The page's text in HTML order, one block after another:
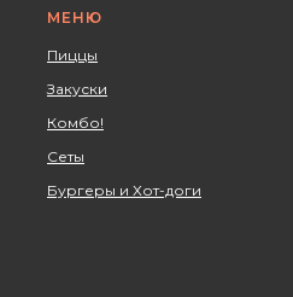
МЕНЮ
Пиццы
Закуски
Комбо!
Сеты
Бургеры и Хот-доги